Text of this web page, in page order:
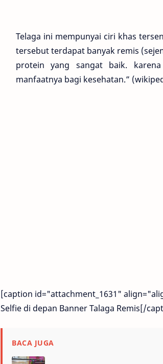
Telaga ini mempunyai ciri khas
tersebut terdapat banyak remis
protein yang sangat baik.
manfaatnya bagi kesehatan.”
[caption id="attachment_1631"
Selfie di depan Banner Talaga Remis[/
BACA JUGA